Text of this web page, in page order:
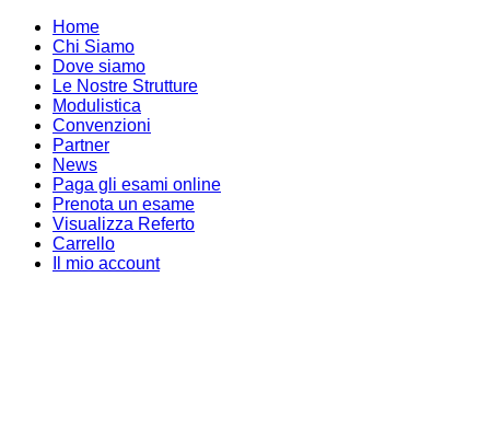
Home
Chi Siamo
Dove siamo
Le Nostre Strutture
Modulistica
Convenzioni
Partner
News
Paga gli esami online
Prenota un esame
Visualizza Referto
Carrello
Il mio account